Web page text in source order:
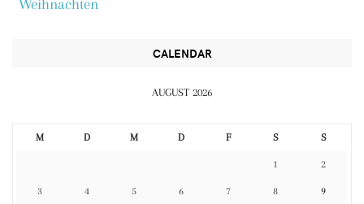
Weihnachten
CALENDAR
AUGUST 2026
M D M D F S S
1 2
3 4 5 6 7 8 9